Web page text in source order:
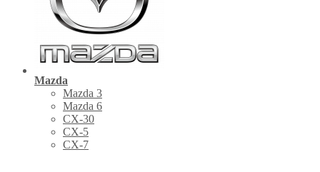
Mazda
Mazda 3
Mazda 6
CX-30
СХ-5
CX-7